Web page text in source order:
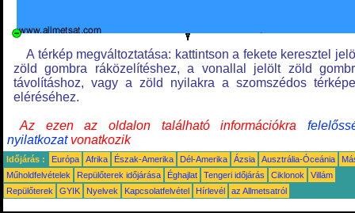
A térkép megváltoztatása: kattintson a fekete keresztel
zöld gombra ráközelítéshez, a vonallal jelölt zöld
távolításhoz, vagy a zöld nyilakra a szomszédos
eléréséhez.
Az ezen az oldalon található információkra
nyilatkozatvonatkozik
Időjárás : Európa Afrika Észak-Amerika Dél-Amerika Ázsia Ausztrália-Óceánia
Műholdfelvételek
Repülőterek időjárása Éghajlat Tengeri időjárás Ciklonok
Villám
Repülőterek
GYIK Nyelvek Kapcsolatfelvétel Hírlevél az Allmetsatról